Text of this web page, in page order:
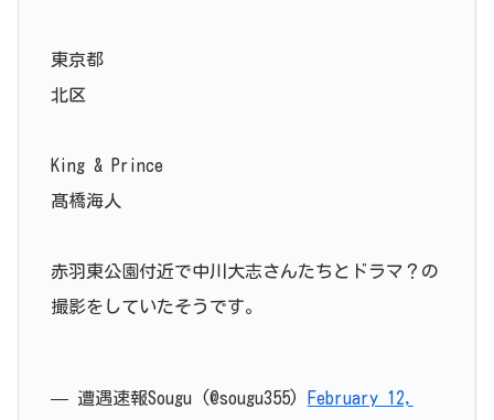
東京都
北区
King & Prince
髙橋海人
赤羽東公園付近で中川大志さんたちとドラマ？の
撮影をしていたそうです。
— 遭遇速報Sougu (@sougu355)
February 12,